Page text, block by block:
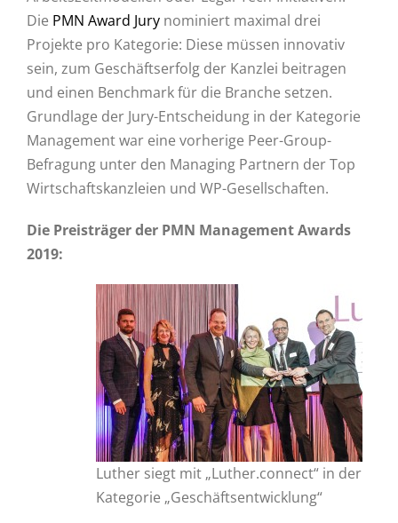
Die PMN Award Jury nominiert maximal drei
Projekte pro Kategorie: Diese müssen innovativ
sein, zum Geschäftserfolg der Kanzlei beitragen
und einen Benchmark für die Branche setzen.
Grundlage der Jury-Entscheidung in der Kategorie
Management war eine vorherige Peer-Group-
Befragung unter den Managing Partnern der Top
Wirtschaftskanzleien und WP-Gesellschaften.
Die Preisträger der PMN Management Awards
2019:
Luther siegt mit „Luther.connect“ in der
Kategorie „Geschäftsentwicklung“